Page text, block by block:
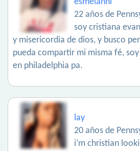
22 años de
soy cristiana
y misericordia de dios, y busco
pueda compartir mi misma fé,
en philadelphia pa.
lay
20 años de
i’m christian